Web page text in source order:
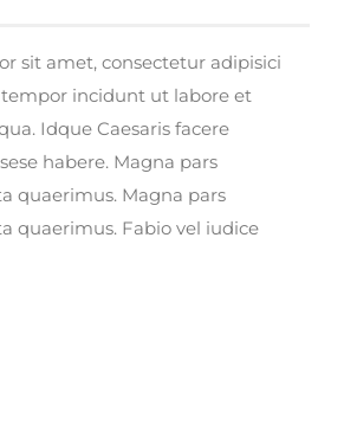
sit amet, consectetur adipisici
incidunt ut labore et
Idque Caesaris facere
habere. Magna pars
quaerimus. Magna pars
quaerimus. Fabio vel iudice